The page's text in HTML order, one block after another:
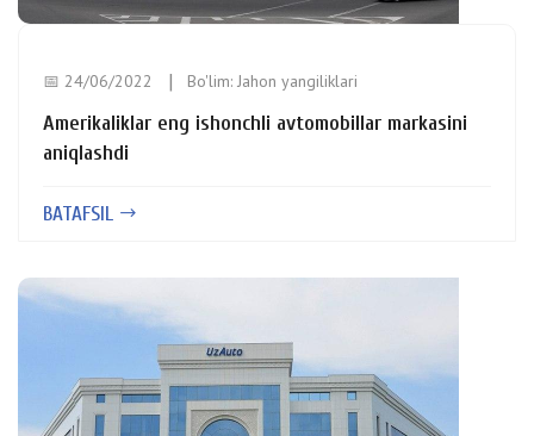
📅 24/06/2022 Bo'lim: Jahon yangiliklari
Amerikaliklar eng ishonchli avtomobillar markasini
aniqlashdi
BATAFSIL